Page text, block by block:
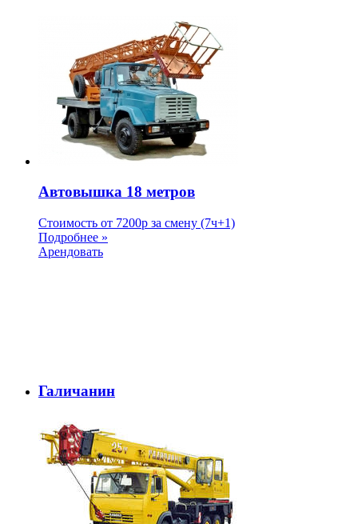
Автовышка 18 метров
Стоимость от 7200p за смену (7ч+1)
Подробнее »
Арендовать
Галичанин